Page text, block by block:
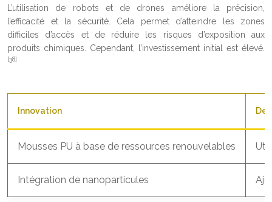
L’utilisation de robots et de drones améliore la précision,
l’efficacité et la sécurité. Cela permet d’atteindre les zones
difficiles d’accès et de réduire les risques d’exposition aux
produits chimiques. Cependant, l’investissement initial est élevé.
[38]
Innovation
Mousses PU à base de ressources renouvelables
Intégration de nanoparticules